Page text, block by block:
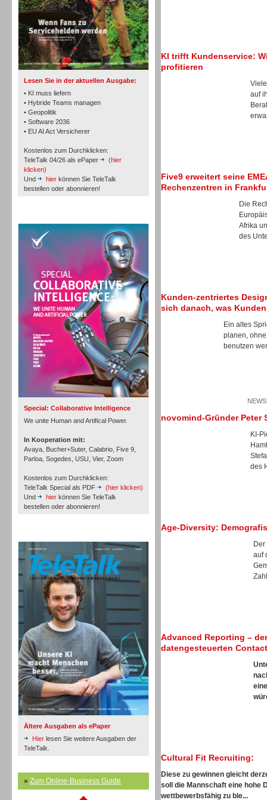
Lesen Sie in der aktuellen Ausgabe:
• KI muss liefern
• Hybride Teams managen
• Geopolitik
• Software 2036
• EU AI Act Versicherer
Kostenlos zum Durchklicken:
TeleTalk 04/26 als ePaper
(hier
klicken)
Und
hier können Sie TeleTalk
bestellen oder abonnieren!
Special: Collaborative Intelligence
We unite Human and Artifical Power.
In Kooperation mit:
Avaya, Bucher+Suter, Calabrio, Five 9,
Parloa, Sogedes, USU, Vier, Zoom
Kostenlos zum Durchklicken:
TeleTalk Special als PDF
(hier klicken)
Und
hier können Sie TeleTalk
bestellen oder abonnieren!
Ältere Ausgaben als ePaper
Hier lesen Sie weitere Ausgaben der
TeleTalk.
» Zum Online-Business Guide
TK- und ACD-Systeme
Workforce-Management
Personal
Inbound
Inbound
Inbound
KI trifft Kundenservice:
profitieren
auf
Five9 erweitert seine
Rechenzentren in
Die
Afrika
des
Kunden-zentriertes
sich danach, was
Ein altes
planen,
benutzen
novomind-Gründer Peter
KI-
des
Age-Diversity:
auf
Advanced Reporting –
datengesteuerten
Cultural Fit Recruiting:
Diese zu gewinnen gleicht
soll die Mannschaft eine hohe
wettbewerbsfähig zu ble...